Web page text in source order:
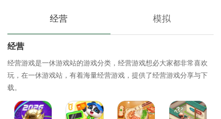
经营 模拟
经营
经营游戏是一休游戏站的游戏分类，经营游戏想必大家都非常喜欢
玩，在一休游戏站，有着海量经营游戏，提供了经营游戏分享与下
载。